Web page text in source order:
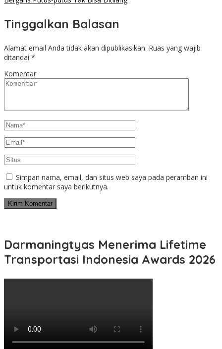
Tinggalkan Balasan
Alamat email Anda tidak akan dipublikasikan. Ruas yang wajib
ditandai *
Komentar
Simpan nama, email, dan situs web saya pada peramban ini
untuk komentar saya berikutnya.
Darmaningtyas Menerima Lifetime
Transportasi Indonesia Awards 2026